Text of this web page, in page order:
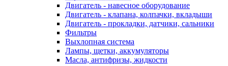
Двигатель - навесное оборудование
Двигатель - клапана, колпачки, вкладыши
Двигатель - прокладки, датчики, сальники
Фильтры
Выхлопная система
Лампы, щетки, аккумуляторы
Масла, антифризы, жидкости